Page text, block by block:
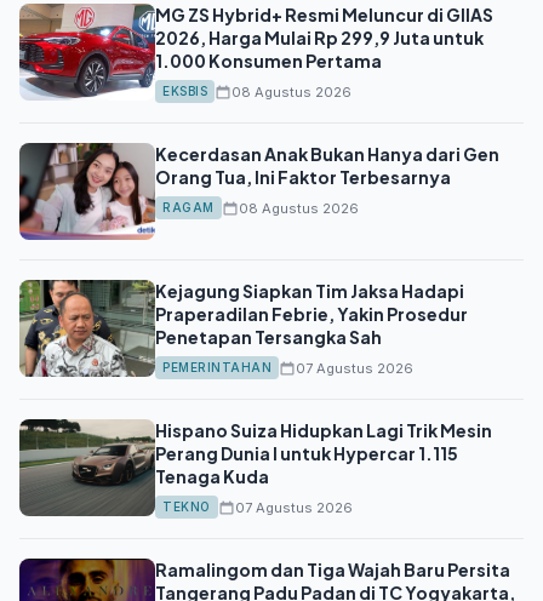
MG ZS Hybrid+ Resmi Meluncur di GIIAS
2026, Harga Mulai Rp 299,9 Juta untuk
1.000 Konsumen Pertama
EKSBIS 08 Agustus 2026
Kecerdasan Anak Bukan Hanya dari Gen
Orang Tua, Ini Faktor Terbesarnya
RAGAM 08 Agustus 2026
Kejagung Siapkan Tim Jaksa Hadapi
Praperadilan Febrie, Yakin Prosedur
Penetapan Tersangka Sah
PEMERINTAHAN 07 Agustus 2026
Hispano Suiza Hidupkan Lagi Trik Mesin
Perang Dunia I untuk Hypercar 1.115
Tenaga Kuda
TEKNO 07 Agustus 2026
Ramalingom dan Tiga Wajah Baru Persita
Tangerang Padu Padan di TC Yogyakarta,